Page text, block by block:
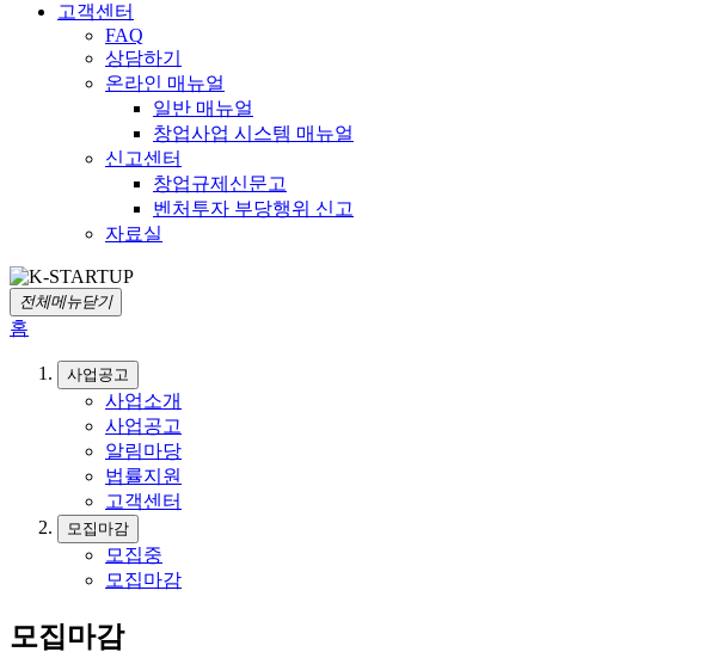
고객센터
FAQ
상담하기
온라인 매뉴얼
일반 매뉴얼
창업사업 시스템 매뉴얼
신고센터
창업규제신문고
벤처투자 부당행위 신고
자료실
전체메뉴닫기
홈
사업공고
사업소개
사업공고
알림마당
법률지원
고객센터
모집마감
모집중
모집마감
모집마감